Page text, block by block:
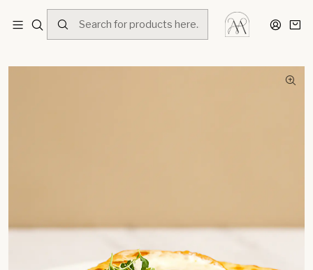
EL SÁNDWICH ESTÁ DE MODA
Croque monsieur